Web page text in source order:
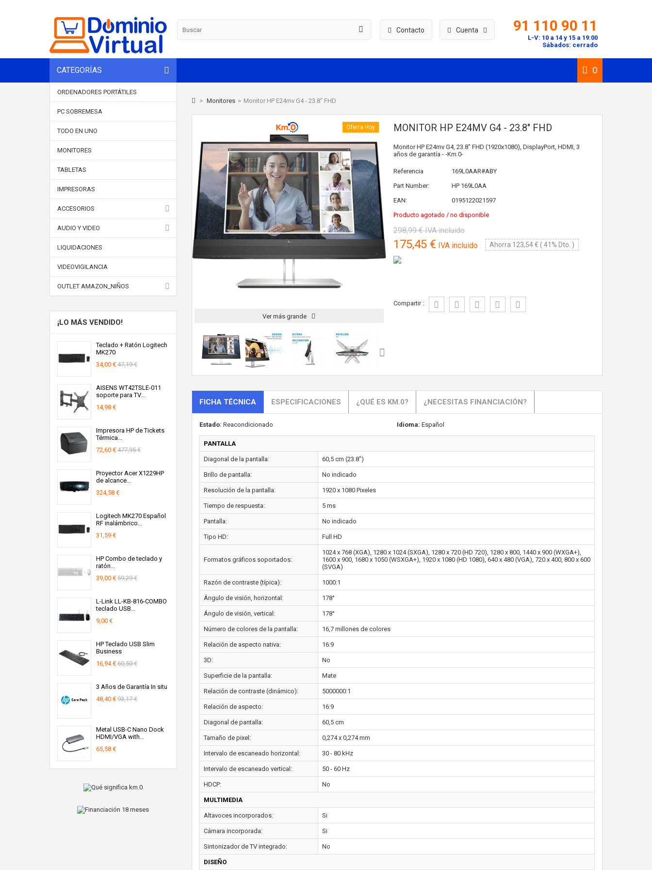
Cuenta
Contacto 91 110 90 11
L-V: 10 a 14 y 15 a 19:00
Sábados: cerrado
CATEGORÍAS 0
ORDENADORES PORTÁTILES
PC SOBREMESA
TODO EN UNO
MONITORES
TABLETAS
IMPRESORAS
ACCESORIOS
AUDIO Y VIDEO
LIQUIDACIONES
VIDEOVIGILANCIA
OUTLET AMAZON_NIÑOS
¡LO MÁS VENDIDO!
Teclado + Ratón Logitech
MK270
34,00 € 47,19 €
AISENS WT42TSLE-011
soporte para TV...
14,98 €
Impresora HP de Tickets
Térmica...
72,60 € 477,95 €
Proyector Acer X1229HP
de alcance...
324,58 €
Logitech MK270 Español
RF inalámbrico...
31,59 €
HP Combo de teclado y
ratón...
39,00 € 59,29 €
L-Link LL-KB-816-COMBO
teclado USB...
9,00 €
HP Teclado USB Slim
Business
16,94 € 60,50 €
3 Años de Garantía In situ
48,40 € 93,17 €
Metal USB-C Nano Dock
HDMI/VGA with...
65,58 €
> Monitores > Monitor HP E24mv G4 - 23.8" FHD
Oferta Hoy
Ver más grande
MONITOR HP E24MV G4 - 23.8" FHD
Monitor HP E24mv G4, 23.8" FHD (1920x1080), DisplayPort, HDMI, 3
años de garantía - -Km.0-
Referencia
169L0AAR#ABY
Part Number:
HP 169L0AA
EAN:
0195122021597
Producto agotado / no disponible
298,99 €IVA incluido
175,45 € IVA incluido Ahorra 123,54 € ( 41% Dto. )
Compartir :
FICHA TÉCNICA ESPECIFICACIONES ¿QUÉ ES KM.0? ¿NECESITAS FINANCIACIÓN?
Estado: Reacondicionado Idioma: Español
PANTALLA
Diagonal de la pantalla: 60,5 cm (23.8")
Brillo de pantalla: No indicado
Resolución de la pantalla: 1920 x 1080 Pixeles
Tiempo de respuesta: 5 ms
Pantalla: No indicado
Tipo HD: Full HD
Formatos gráficos soportados:
1024 x 768 (XGA), 1280 x 1024 (SXGA), 1280 x 720 (HD 720), 1280 x 800, 1440 x 900 (WXGA+),
1600 x 900, 1680 x 1050 (WSXGA+), 1920 x 1080 (HD 1080), 640 x 480 (VGA), 720 x 400, 800 x 600
(SVGA)
Razón de contraste (típica): 1000:1
Ángulo de visión, horizontal: 178°
Ángulo de visión, vertical: 178°
Número de colores de la pantalla: 16,7 millones de colores
Relación de aspecto nativa: 16:9
3D: No
Superficie de la pantalla: Mate
Relación de contraste (dinámico): 5000000:1
Relación de aspecto: 16:9
Diagonal de pantalla: 60,5 cm
Tamaño de pixel: 0,274 x 0,274 mm
Intervalo de escaneado horizontal: 30 - 80 kHz
Intervalo de escaneado vertical: 50 - 60 Hz
HDCP: No
MULTIMEDIA
Altavoces incorporados: Si
Cámara incorporada: Si
Sintonizador de TV integrado: No
DISEÑO